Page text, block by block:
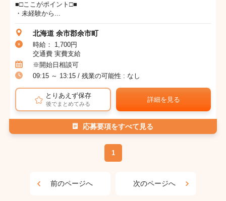
■□ここがポイント□■
・未経験から...
北海道 余市郡余市町
時給： 1,700円
交通費 実費支給
※開始日相談可
09:15 ～ 13:15 / 残業の可能性 : なし
とりあえず保存
後でまとめてみる
詳細を見る
応募要項をすべて見る
1
前のページへ 次のページへ